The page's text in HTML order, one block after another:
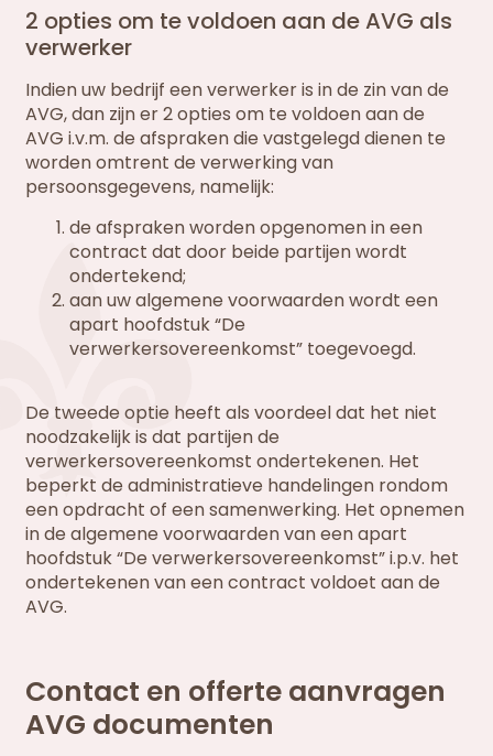
2 opties om te voldoen aan de AVG als
verwerker
Indien uw bedrijf een verwerker is in de zin van de
AVG, dan zijn er 2 opties om te voldoen aan de
AVG i.v.m. de afspraken die vastgelegd dienen te
worden omtrent de verwerking van
persoonsgegevens, namelijk:
de afspraken worden opgenomen in een
contract dat door beide partijen wordt
ondertekend;
aan uw algemene voorwaarden wordt een
apart hoofdstuk “De
verwerkersovereenkomst” toegevoegd.
De tweede optie heeft als voordeel dat het niet
noodzakelijk is dat partijen de
verwerkersovereenkomst ondertekenen. Het
beperkt de administratieve handelingen rondom
een opdracht of een samenwerking. Het opnemen
in de algemene voorwaarden van een apart
hoofdstuk “De verwerkersovereenkomst” i.p.v. het
ondertekenen van een contract voldoet aan de
AVG.
Contact en offerte aanvragen
AVG documenten